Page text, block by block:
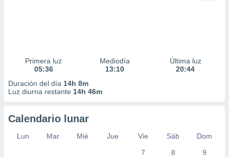
Primera luz
05:36
Mediodía
13:10
Última luz
20:44
Duración del día 14h 8m
Luz diurna restante 14h 46m
Calendario lunar
Lun Mar Mié Jue Vie Sáb
Dom
7
8 9